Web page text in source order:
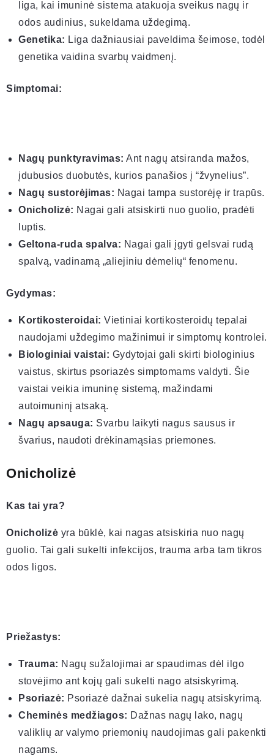
liga, kai imuninė sistema atakuoja sveikus nagų ir
odos audinius, sukeldama uždegimą.
Genetika: Liga dažniausiai paveldima šeimose, todėl
genetika vaidina svarbų vaidmenį.
Simptomai:
Nagų punktyravimas: Ant nagų atsiranda mažos,
įdubusios duobutės, kurios panašios į “žvynelius”.
Nagų sustorėjimas: Nagai tampa sustorėję ir trapūs.
Onicholizė: Nagai gali atsiskirti nuo guolio, pradėti
luptis.
Geltona-ruda spalva: Nagai gali įgyti gelsvai rudą
spalvą, vadinamą „aliejiniu dėmelių“ fenomenu.
Gydymas:
Kortikosteroidai: Vietiniai kortikosteroidų tepalai
naudojami uždegimo mažinimui ir simptomų kontrolei.
Biologiniai vaistai: Gydytojai gali skirti biologinius
vaistus, skirtus psoriazės simptomams valdyti. Šie
vaistai veikia imuninę sistemą, mažindami
autoimuninį atsaką.
Nagų apsauga: Svarbu laikyti nagus sausus ir
švarius, naudoti drėkinamąsias priemones.
Onicholizė
Kas tai yra?
Onicholizė yra būklė, kai nagas atsiskiria nuo nagų
guolio. Tai gali sukelti infekcijos, trauma arba tam tikros
odos ligos.
Priežastys:
Trauma: Nagų sužalojimai ar spaudimas dėl ilgo
stovėjimo ant kojų gali sukelti nago atsiskyrimą.
Psoriazė: Psoriazė dažnai sukelia nagų atsiskyrimą.
Cheminės medžiagos: Dažnas nagų lako, nagų
valiklių ar valymo priemonių naudojimas gali pakenkti
nagams.